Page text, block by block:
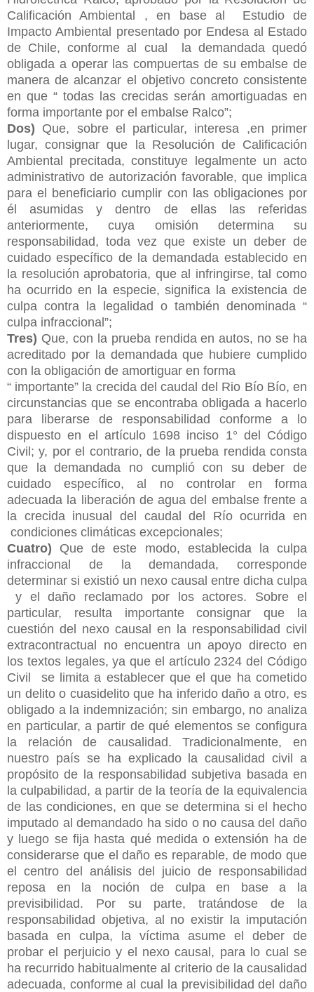
Calificación Ambiental , en base al Estudio de
Impacto Ambiental presentado por Endesa al Estado
de Chile, conforme al cual la demandada quedó
obligada a operar las compuertas de su embalse de
manera de alcanzar el objetivo concreto consistente
en que “ todas las crecidas serán amortiguadas en
forma importante por el embalse Ralco”;
Dos) Que, sobre el particular, interesa ,en primer
lugar, consignar que la Resolución de Calificación
Ambiental precitada, constituye legalmente un acto
administrativo de autorización favorable, que implica
para el beneficiario cumplir con las obligaciones por
él asumidas y dentro de ellas las referidas
anteriormente, cuya omisión determina su
responsabilidad, toda vez que existe un deber de
cuidado específico de la demandada establecido en
la resolución aprobatoria, que al infringirse, tal como
ha ocurrido en la especie, significa la existencia de
culpa contra la legalidad o también denominada “
culpa infraccional”;
Tres) Que, con la prueba rendida en autos, no se ha
acreditado por la demandada que hubiere cumplido
con la obligación de amortiguar en forma
“ importante” la crecida del caudal del Rio Bío Bío, en
circunstancias que se encontraba obligada a hacerlo
para liberarse de responsabilidad conforme a lo
dispuesto en el artículo 1698 inciso 1° del Código
Civil; y, por el contrario, de la prueba rendida consta
que la demandada no cumplió con su deber de
cuidado específico, al no controlar en forma
adecuada la liberación de agua del embalse frente a
la crecida inusual del caudal del Río ocurrida en
condiciones climáticas excepcionales;
Cuatro) Que de este modo, establecida la culpa
infraccional de la demandada, corresponde
determinar si existió un nexo causal entre dicha culpa
y el daño reclamado por los actores. Sobre el
particular, resulta importante consignar que la
cuestión del nexo causal en la responsabilidad civil
extracontractual no encuentra un apoyo directo en
los textos legales, ya que el artículo 2324 del Código
Civil se limita a establecer que el que ha cometido
un delito o cuasidelito que ha inferido daño a otro, es
obligado a la indemnización; sin embargo, no analiza
en particular, a partir de qué elementos se configura
la relación de causalidad. Tradicionalmente, en
nuestro país se ha explicado la causalidad civil a
propósito de la responsabilidad subjetiva basada en
la culpabilidad, a partir de la teoría de la equivalencia
de las condiciones, en que se determina si el hecho
imputado al demandado ha sido o no causa del daño
y luego se fija hasta qué medida o extensión ha de
considerarse que el daño es reparable, de modo que
el centro del análisis del juicio de responsabilidad
reposa en la noción de culpa en base a la
previsibilidad. Por su parte, tratándose de la
responsabilidad objetiva, al no existir la imputación
basada en culpa, la víctima asume el deber de
probar el perjuicio y el nexo causal, para lo cual se
ha recurrido habitualmente al criterio de la causalidad
adecuada, conforme al cual la previsibilidad del daño